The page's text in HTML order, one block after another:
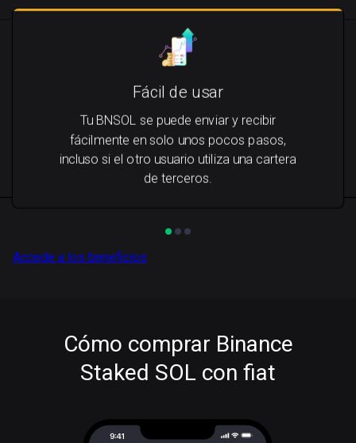
Fácil de usar
Tu BNSOL se puede enviar y recibir
fácilmente en solo unos pocos pasos,
incluso si el otro usuario utiliza una cartera
de terceros.
Accede a los beneficios
Cómo comprar Binance
Staked SOL con fiat